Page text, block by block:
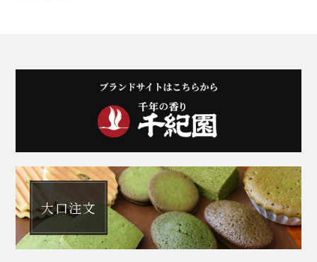
大口注文